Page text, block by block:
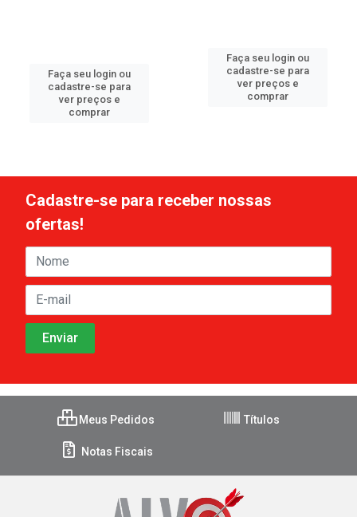
Faça seu login ou
cadastre-se para
ver preços e
comprar
Faça seu login ou
cadastre-se para
ver preços e
comprar
Cadastre-se para receber nossas
ofertas!
Meus Pedidos Títulos
Notas Fiscais